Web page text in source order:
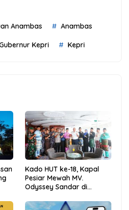
Anambas Anambas
Kepri Kepri
Kado HUT ke-18, Kapal
Pesiar Mewah MV.
Odyssey Sandar di
Anambas Siap Mendunia